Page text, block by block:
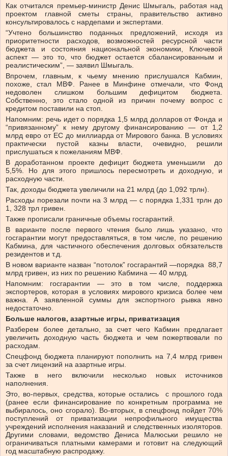
Как отчитался премьер-министр Денис Шмыгаль, работая над
проектом главной сметы страны, правительство активно
консультировалось с нардепами и экспертами.
“Учтено большинство поданных предложений, исходя из
приоритетности расходов, возможностей ресурсной части
бюджета и состояния национальной экономики, Ключевой
аспект — это то, что бюджет остается сбалансированным и
реалистическим”, — заявил Шмыгаль.
Впрочем, главным, к чьему мнению прислушался Кабмин,
похоже, стал МВФ. Ранее в Минфине отмечали, что Фонд
недоволен слишком большим дефицитом бюджета.
Собственно, это стало одной из причин почему вопрос с
кредитом поставили на стоп.
Напомним: речь идет о порядка 1,5 млрд долларов от Фонда и
“привязанному” к нему другому финансированию — от 1,2
млрд евро от ЕС до миллиарда от Мирового банка. В условиях
практически пустой казны власти, очевидно, решили
прислушаться к пожеланиям МВФ.
В доработанном проекте дефицит бюджета уменьшили до
5,5%. Но для этого пришлось пересмотреть и доходную, и
расходную части.
Так, доходы бюджета увеличили на 21 млрд (до 1,092 трлн).
Расходы порезали почти на 3 млрд — с порядка 1,331 трлн до
1, 328 трл гривен.
Также прописали граничные объемы госгарантий.
В варианте после первого чтения было лишь указано, что
госгарантии могут предоставляться, в том числе, по решению
Кабмина, для частичного обеспечения долговых обязательств
резидентов и т.д.
В новом варианте назван “потолок” госгарантий —порядка 88,7
млрд гривен, из них по решению Кабмина — 40 млрд.
Напомним: госгарантии — это в том числе, поддержка
экспортеров, которая в условиях мирового кризиса более чем
важна. А заявленной суммы для экспортного рывка явно
недостаточно.
Больше налогов, азартные игры, приватизация
Разберем более детально, за счет чего Кабмин предлагает
увеличить доходную часть бюджета и чем пожертвовали по
расходам.
Спецфонд бюджета планируют пополнить на 7,4 млрд гривен
за счет лицензий на азартные игры.
Также в него включили несколько новых источников
наполнения.
Это, во-первых, средства, которые остались с прошлого года
(ранее если финансирование по конкретным программа не
выбиралось, оно сгорало). Во-вторых, в спецфонд пойдет 70%
поступлений от приватизации непрофильного имущества
учреждений исполнения наказаний и следственных изоляторов.
Другими словами, ведомство Дениса Малюськи решило не
ограничиваться платными камерами и готовит на следующий
год масштабную распродажу.